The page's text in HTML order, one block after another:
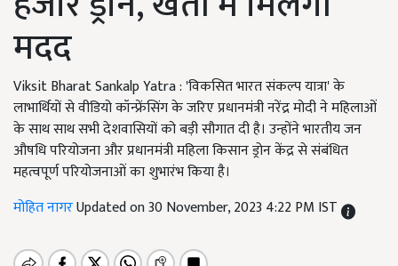
मदद
Viksit Bharat Sankalp Yatra : 'विकसित भारत संकल्प यात्रा' के
लाभार्थियों से वीडियो कॉन्फ्रेंसिंग के जरिए प्रधानमंत्री नरेंद्र मोदी ने महिलाओं
के साथ साथ सभी देशवासियों को बड़ी सौगात दी है। उन्होंने भारतीय जन
औषधि परियोजना और प्रधानमंत्री महिला किसान ड्रोन केंद्र से संबंधित
महत्वपूर्ण परियोजनाओं का शुभारंभ किया है।
मोहित नागरUpdated on 30 November, 2023 4:22 PM IST